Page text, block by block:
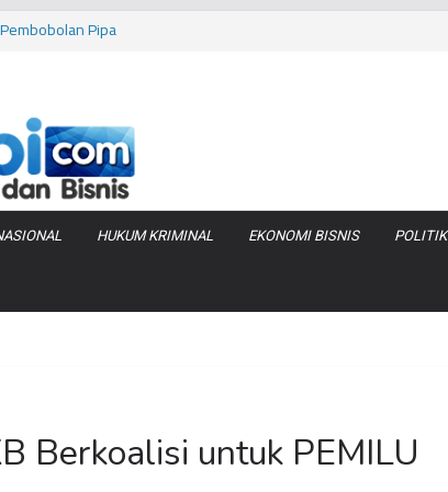
Pipa
Produksi Air
Jabung
HUKUM KRIMINAL EKONOMI BISNIS POLITIK
Berkoalisi untuk PEMILU